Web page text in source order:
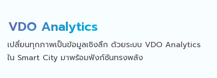
VDO Analytics
เปลี่ยนทุกภาพเป็นข้อมูลเชิงลึก ด้วยระบบ VDO Analytics
ใน Smart City มาพร้อมฟังก์ชันทรงพลัง